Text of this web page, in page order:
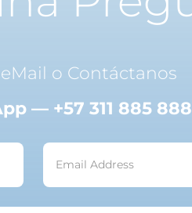
o Contáctanos
— +57 311 885